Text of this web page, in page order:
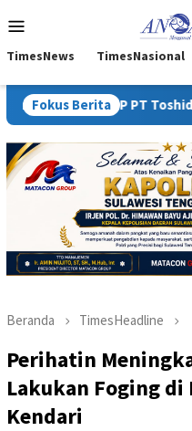
ke
Mobile
TimesNews TimesNasional
Fokus Berita
PT Toshida Merupakan
Beranda TimesHeadline
Perihatin
Lakukan Foging di
Kendari